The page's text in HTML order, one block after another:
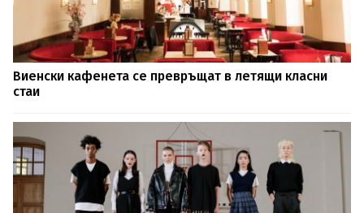
Виенски кафенета се превръщат в летящи класни
стаи